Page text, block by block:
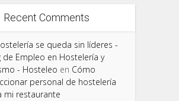
Recent Comments
se queda sin líderes -
de Empleo en Hostelería y
- Hosteleo en Cómo
personal de hostelería
mi restaurante